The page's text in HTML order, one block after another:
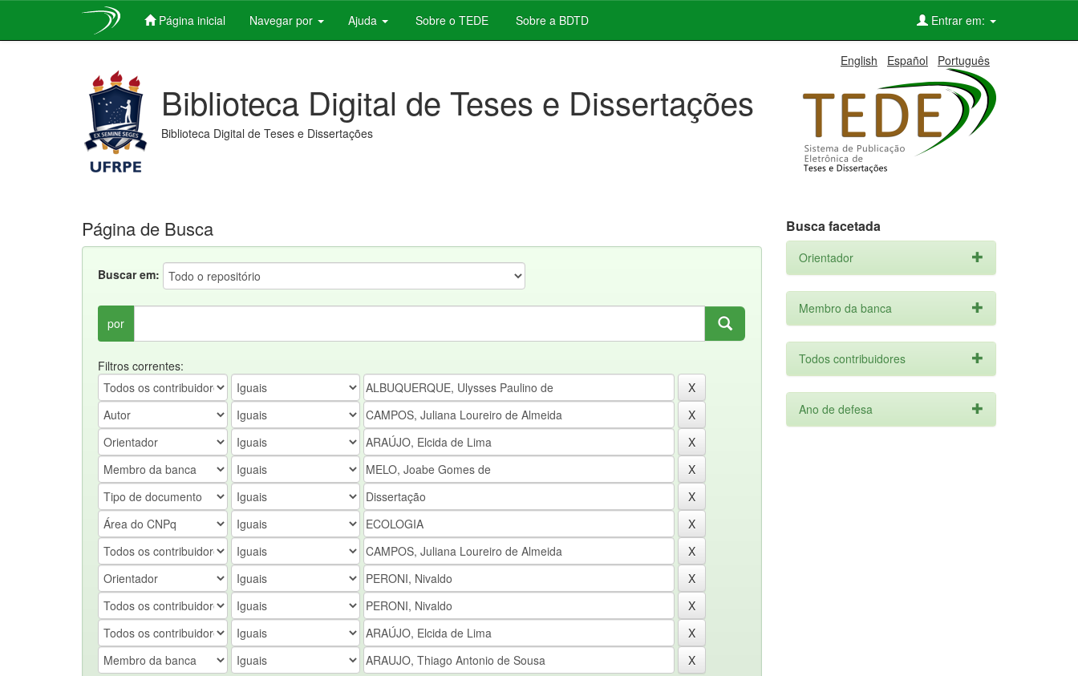
Página inicial Navegar por Ajuda Sobre o TEDE Sobre a BDTD Entrar em:
English Español Português
Biblioteca Digital de Teses e Dissertações
Biblioteca Digital de Teses e Dissertações
Página de Busca
Buscar em:
por
Filtros correntes:
Busca facetada
Orientador
Membro da banca
Todos contribuidores
Ano de defesa